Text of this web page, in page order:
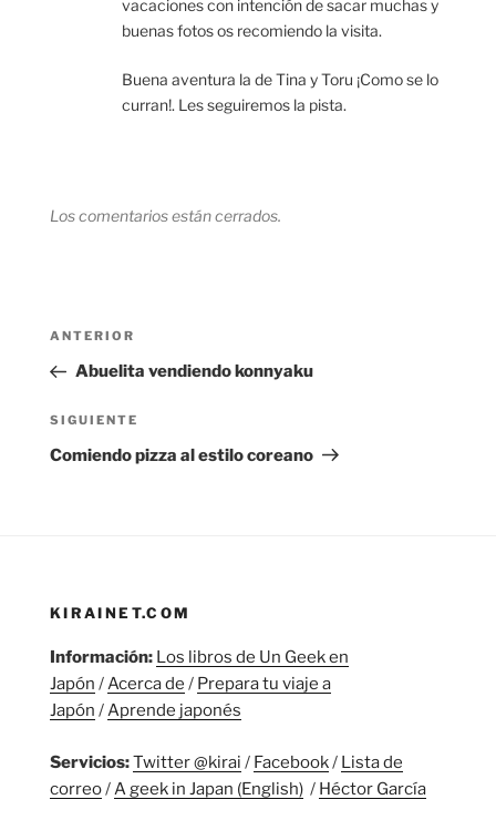
vacaciones con intención de sacar muchas y
buenas fotos os recomiendo la visita.
Buena aventura la de Tina y Toru ¡Como se lo
curran!. Les seguiremos la pista.
Los comentarios están cerrados.
Navegación
entradas
Entrada
anterior:
ANTERIOR
Abuelita vendiendo konnyaku
Siguiente
entrada
SIGUIENTE
Comiendo pizza al estilo coreano
KIRAINET.COM
Información: Los libros de Un Geek en
Japón /Acerca de / Prepara tu viaje a
Japón /Aprende japonés
Servicios:Twitter @kirai / Facebook/ Lista de
correo/ A geek in Japan (English) / Héctor García